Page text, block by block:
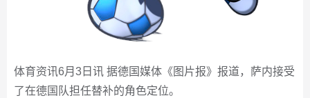
体育资讯6月3日讯 据德国媒体《图片报》报道，萨内接受
了在德国队担任替补的角色定位。